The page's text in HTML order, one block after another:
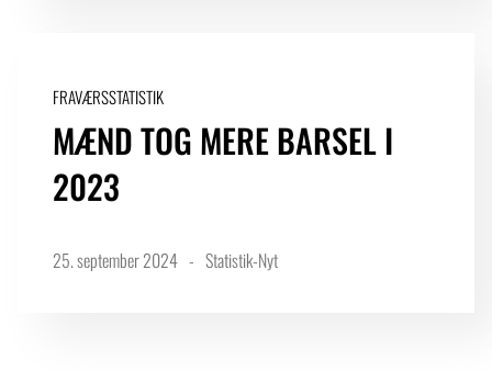
FRAVÆRSSTATISTIK
MÆND TOG MERE BARSEL I
2023
25. september 2024 Statistik-Nyt